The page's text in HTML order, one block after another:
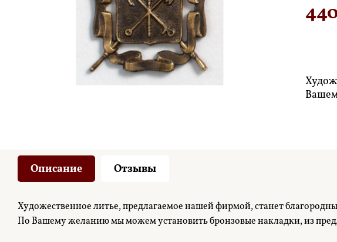
Описание Отзывы
Художественное литье, предлагаемое нашей фирмой, станет
По Вашему желанию мы можем установить бронзовые накладки, из